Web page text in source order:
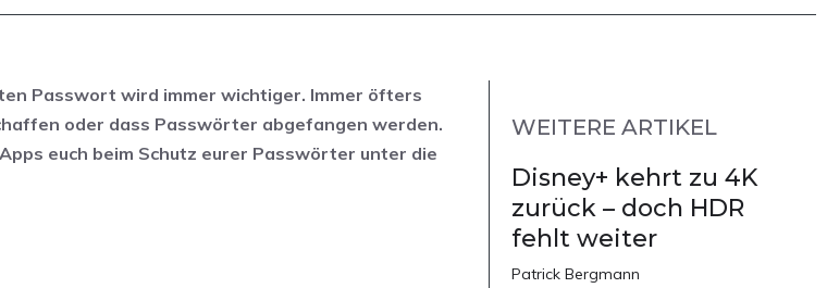
Passwort wird immer wichtiger. Immer öfters
oder dass Passwörter abgefangen werden.
euch beim Schutz eurer Passwörter unter die
WEITERE ARTIKEL
Disney+ kehrt zu 4K
zurück – doch HDR
fehlt weiter
Patrick Bergmann